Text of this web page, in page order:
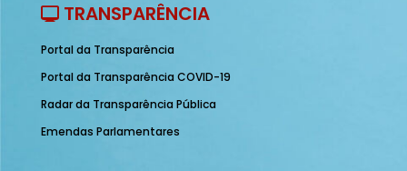
TRANSPARÊNCIA
Portal da Transparência
Portal da Transparência COVID-19
Radar da Transparência Pública
Emendas Parlamentares